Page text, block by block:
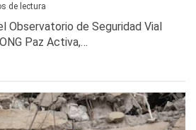
de lectura
Observatorio de Seguridad Vial
Paz Activa,…